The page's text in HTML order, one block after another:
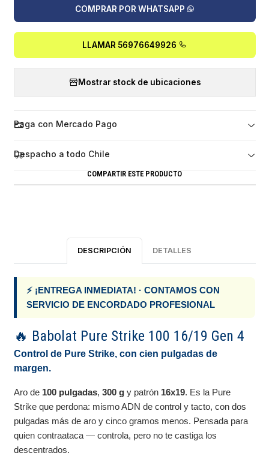
COMPRAR POR WHATSAPP
LLAMAR 56976649926
Mostrar stock de ubicaciones
Paga con Mercado Pago
Despacho a todo Chile
COMPARTIR ESTE PRODUCTO
DESCRIPCIÓN DETALLES
⚡ ¡ENTREGA INMEDIATA! · CONTAMOS CON
SERVICIO DE ENCORDADO PROFESIONAL
🔥 Babolat Pure Strike 100 16/19 Gen 4
Control de Pure Strike, con cien pulgadas de
margen.
Aro de 100 pulgadas,300 g y patrón 16x19. Es la Pure
Strike que perdona: mismo ADN de control y tacto, con dos
pulgadas más de aro y cinco gramos menos. Pensada para
quien contraataca — controla, pero no te castiga los
descentrados.